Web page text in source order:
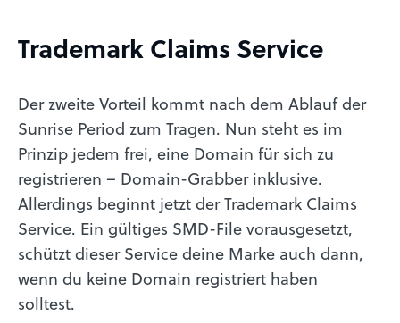
Trademark Claims Service
Der zweite Vorteil kommt nach dem Ablauf der
Sunrise Period zum Tragen. Nun steht es im
Prinzip jedem frei, eine Domain für sich zu
registrieren – Domain-Grabber inklusive.
Allerdings beginnt jetzt der Trademark Claims
Service. Ein gültiges SMD-File vorausgesetzt,
schützt dieser Service deine Marke auch dann,
wenn du keine Domain registriert haben
solltest.